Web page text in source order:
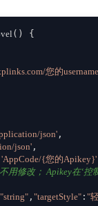
( ) {
您的
json' ,
json' ,
'AppCode/{您的Apikey}'
用修改； Apikey在‘控
"string" , "targetStyle" : "